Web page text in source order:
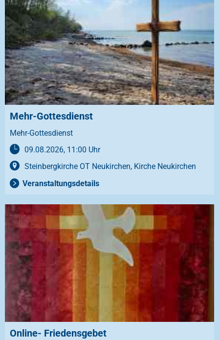
Mehr-Gottesdienst
Mehr-Gottesdienst
09.08.2026, 11:00 Uhr
Steinbergkirche OT Neukirchen, Kirche Neukirchen
Veranstaltungsdetails
Online- Friedensgebet